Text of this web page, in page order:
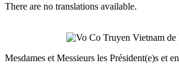
There are no translations available.
Mesdames et Messieurs les Président(e)s et